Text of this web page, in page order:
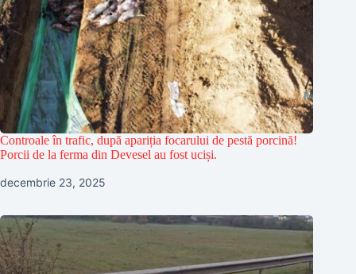
Controale în trafic, după apariția focarului de pestă porcină!
Porcii de la ferma din Devesel au fost uciși.
decembrie 23, 2025